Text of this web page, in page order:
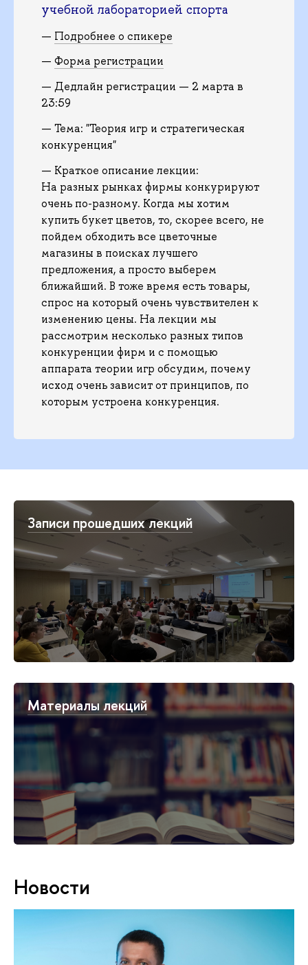
учебной лабораторией спорта
— Подробнее о спикере
— Форма регистрации
— Дедлайн регистрации — 2 марта в
23:59
— Тема: "Теория игр и стратегическая
конкуренция"
— Краткое описание лекции:
На разных рынках фирмы конкурируют
очень по-разному. Когда мы хотим
купить букет цветов, то, скорее всего, не
пойдем обходить все цветочные
магазины в поисках лучшего
предложения, а просто выберем
ближайший. В тоже время есть товары,
спрос на который очень чувствителен к
изменению цены. На лекции мы
рассмотрим несколько разных типов
конкуренции фирм и с помощью
аппарата теории игр обсудим, почему
исход очень зависит от принципов, по
которым устроена конкуренция.
Записи прошедших лекций
Материалы лекций
Новости